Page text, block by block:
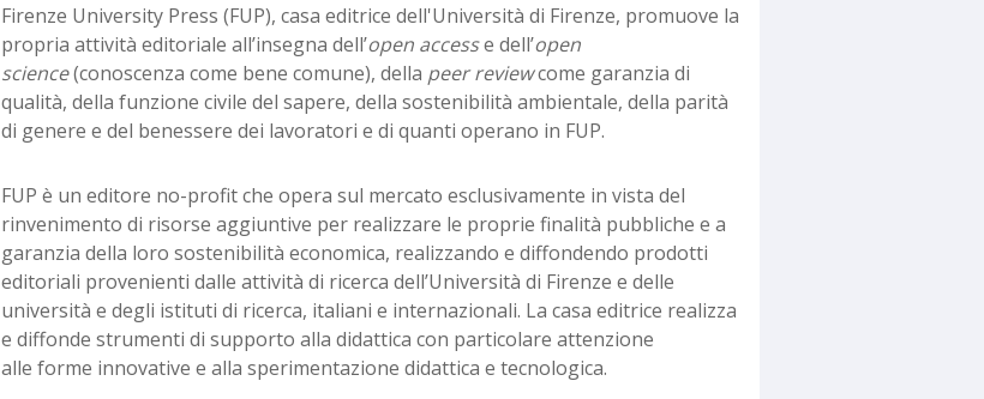
Firenze University Press (FUP), casa editrice dell'Università di Firenze, promuove la
propria attività editoriale all’insegna dell’open accesse dell’open
science(conoscenza come bene comune), della peer reviewcome garanzia di
qualità, della funzione civile del sapere, della sostenibilità ambientale, della parità
di genere e del benessere dei lavoratori e di quanti operano in FUP.
FUP è un editore no-profit che opera sul mercato esclusivamente in vista del
rinvenimento di risorse aggiuntive per realizzare le proprie finalità pubbliche e a
garanzia della loro sostenibilità economica, realizzando e diffondendo prodotti
editoriali provenienti dalle attività di ricerca dell’Università di Firenze e delle
università e degli istituti di ricerca, italiani e internazionali. La casa editrice realizza
e diffonde strumenti di supporto alla didattica con particolare attenzione
alle forme innovative e alla sperimentazione didattica e tecnologica.